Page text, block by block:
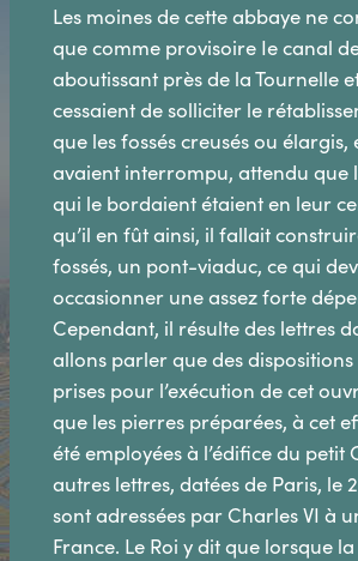
Les moines de cette abbaye ne
que comme provisoire Ie canal
aboutissant près de la Tournelle
cessaient de solliciter le
que les fossés creusés ou élargis,
avaient interrompu, attendu que
qui le bordaient étaient en leur
qu’il en fût ainsi, il fallait
fossés, un pont-viaduc, ce qui
occasionner une assez forte
Cependant, il résulte des lettres
allons parler que des
prises pour l’exécution de cet
que les pierres préparées, à cet
été employées à l’édifice du petit
autres lettres, datées de Paris, le
sont adressées par Charles VI à
France. Le Roi y dit que lorsque